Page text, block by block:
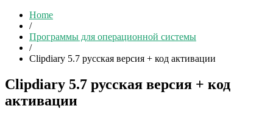
Home
/
Программы для операционной системы
/
Clipdiary 5.7 русская версия + код активации
Clipdiary 5.7 русская версия + код
активации